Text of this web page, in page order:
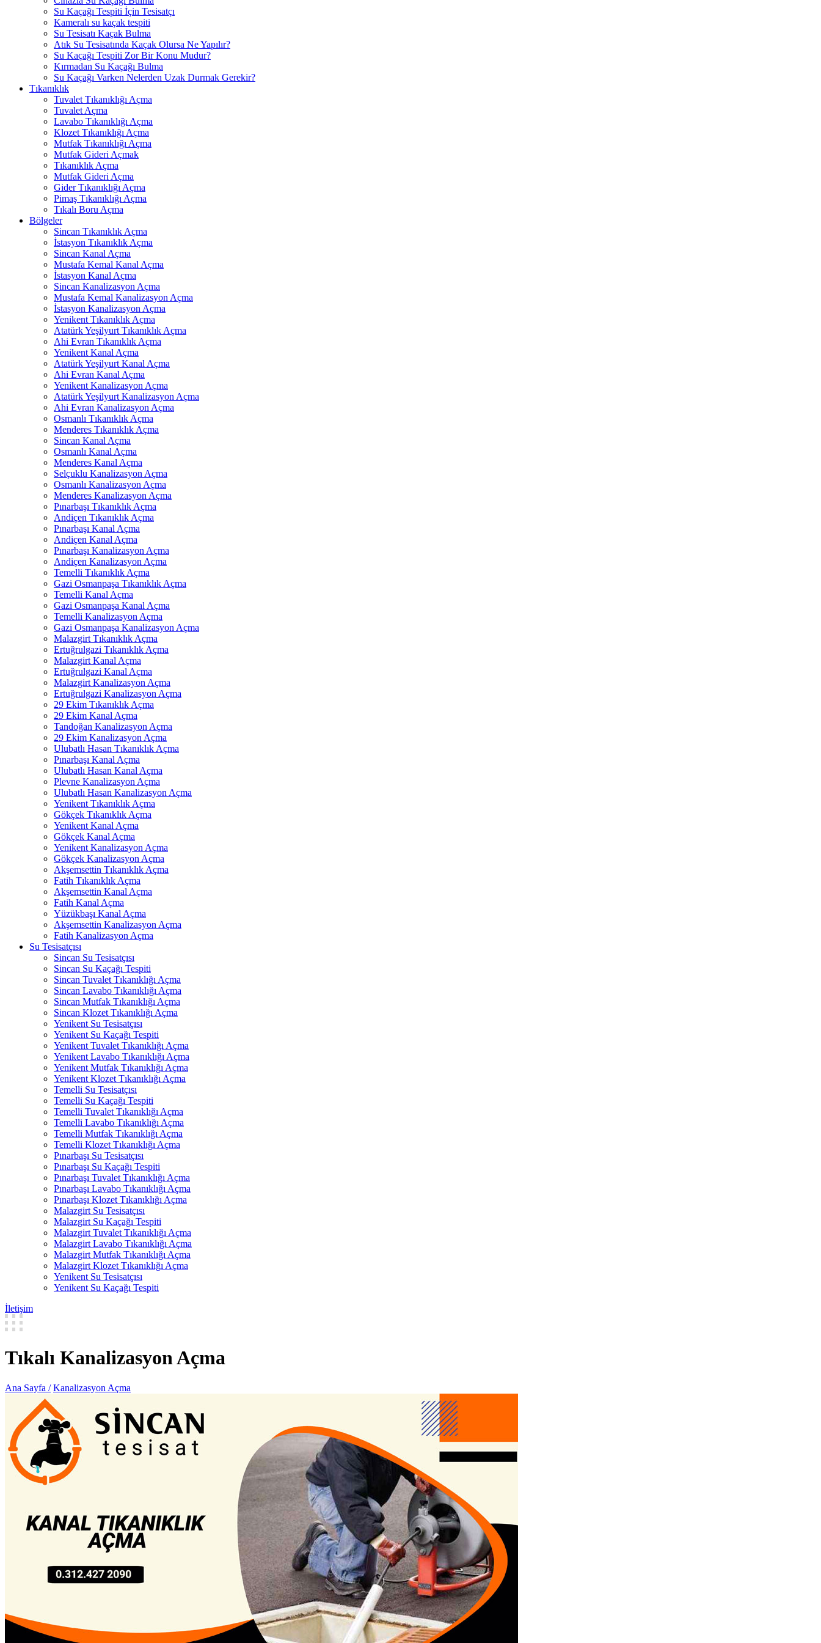
Su Kaçağı Tespiti İçin Tesisatçı
Kameralı su kaçak tespiti
Su Tesisatı Kaçak Bulma
Atık Su Tesisatında Kaçak Olursa Ne Yapılır?
Su Kaçağı Tespiti Zor Bir Konu Mudur?
Kırmadan Su Kaçağı Bulma
Su Kaçağı Varken Nelerden Uzak Durmak Gerekir?
Tıkanıklık
Tuvalet Tıkanıklığı Açma
Tuvalet Açma
Lavabo Tıkanıklığı Açma
Klozet Tıkanıklığı Açma
Mutfak Tıkanıklığı Açma
Mutfak Gideri Açmak
Tıkanıklık Açma
Mutfak Gideri Açma
Gider Tıkanıklığı Açma
Pimaş Tıkanıklığı Açma
Tıkalı Boru Açma
Bölgeler
Sincan Tıkanıklık Açma
İstasyon Tıkanıklık Açma
Sincan Kanal Açma
Mustafa Kemal Kanal Açma
İstasyon Kanal Açma
Sincan Kanalizasyon Açma
Mustafa Kemal Kanalizasyon Açma
İstasyon Kanalizasyon Açma
Yenikent Tıkanıklık Açma
Atatürk Yeşilyurt Tıkanıklık Açma
Ahi Evran Tıkanıklık Açma
Yenikent Kanal Açma
Atatürk Yeşilyurt Kanal Açma
Ahi Evran Kanal Açma
Yenikent Kanalizasyon Açma
Atatürk Yeşilyurt Kanalizasyon Açma
Ahi Evran Kanalizasyon Açma
Osmanlı Tıkanıklık Açma
Menderes Tıkanıklık Açma
Sincan Kanal Açma
Osmanlı Kanal Açma
Menderes Kanal Açma
Selçuklu Kanalizasyon Açma
Osmanlı Kanalizasyon Açma
Menderes Kanalizasyon Açma
Pınarbaşı Tıkanıklık Açma
Andiçen Tıkanıklık Açma
Pınarbaşı Kanal Açma
Andiçen Kanal Açma
Pınarbaşı Kanalizasyon Açma
Andiçen Kanalizasyon Açma
Temelli Tıkanıklık Açma
Gazi Osmanpaşa Tıkanıklık Açma
Temelli Kanal Açma
Gazi Osmanpaşa Kanal Açma
Temelli Kanalizasyon Açma
Gazi Osmanpaşa Kanalizasyon Açma
Malazgirt Tıkanıklık Açma
Ertuğrulgazi Tıkanıklık Açma
Malazgirt Kanal Açma
Ertuğrulgazi Kanal Açma
Malazgirt Kanalizasyon Açma
Ertuğrulgazi Kanalizasyon Açma
29 Ekim Tıkanıklık Açma
29 Ekim Kanal Açma
Tandoğan Kanalizasyon Açma
29 Ekim Kanalizasyon Açma
Ulubatlı Hasan Tıkanıklık Açma
Pınarbaşı Kanal Açma
Ulubatlı Hasan Kanal Açma
Plevne Kanalizasyon Açma
Ulubatlı Hasan Kanalizasyon Açma
Yenikent Tıkanıklık Açma
Gökçek Tıkanıklık Açma
Yenikent Kanal Açma
Gökçek Kanal Açma
Yenikent Kanalizasyon Açma
Gökçek Kanalizasyon Açma
Akşemsettin Tıkanıklık Açma
Fatih Tıkanıklık Açma
Akşemsettin Kanal Açma
Fatih Kanal Açma
Yüzükbaşı Kanal Açma
Akşemsettin Kanalizasyon Açma
Fatih Kanalizasyon Açma
Su Tesisatçısı
Sincan Su Tesisatçısı
Sincan Su Kaçağı Tespiti
Sincan Tuvalet Tıkanıklığı Açma
Sincan Lavabo Tıkanıklığı Açma
Sincan Mutfak Tıkanıklığı Açma
Sincan Klozet Tıkanıklığı Açma
Yenikent Su Tesisatçısı
Yenikent Su Kaçağı Tespiti
Yenikent Tuvalet Tıkanıklığı Açma
Yenikent Lavabo Tıkanıklığı Açma
Yenikent Mutfak Tıkanıklığı Açma
Yenikent Klozet Tıkanıklığı Açma
Temelli Su Tesisatçısı
Temelli Su Kaçağı Tespiti
Temelli Tuvalet Tıkanıklığı Açma
Temelli Lavabo Tıkanıklığı Açma
Temelli Mutfak Tıkanıklığı Açma
Temelli Klozet Tıkanıklığı Açma
Pınarbaşı Su Tesisatçısı
Pınarbaşı Su Kaçağı Tespiti
Pınarbaşı Tuvalet Tıkanıklığı Açma
Pınarbaşı Lavabo Tıkanıklığı Açma
Pınarbaşı Klozet Tıkanıklığı Açma
Malazgirt Su Tesisatçısı
Malazgirt Su Kaçağı Tespiti
Malazgirt Tuvalet Tıkanıklığı Açma
Malazgirt Lavabo Tıkanıklığı Açma
Malazgirt Mutfak Tıkanıklığı Açma
Malazgirt Klozet Tıkanıklığı Açma
Yenikent Su Tesisatçısı
Yenikent Su Kaçağı Tespiti
İletişim
Tıkalı Kanalizasyon Açma
Ana Sayfa / Kanalizasyon Açma